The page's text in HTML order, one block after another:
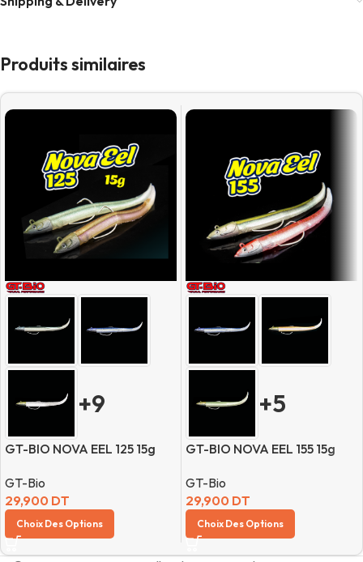
Produits similaires
+9
GT-BIO NOVA EEL 125 15g
GT-Bio
29,900 DT
Choix Des Options
+5
GT-BIO NOVA EEL 155 15g
GT-Bio
29,900 DT
Choix Des Options